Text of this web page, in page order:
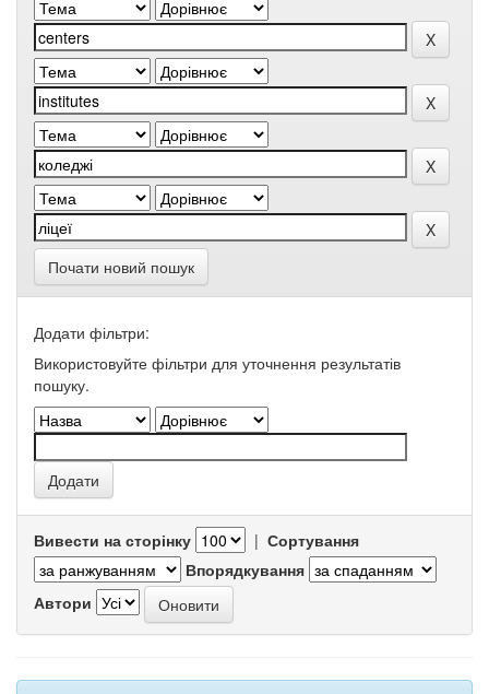
Почати новий пошук
Додати фільтри:
Використовуйте фільтри для уточнення результатів
пошуку.
Вивести на сторінку | Сортування
Впорядкування
Автори